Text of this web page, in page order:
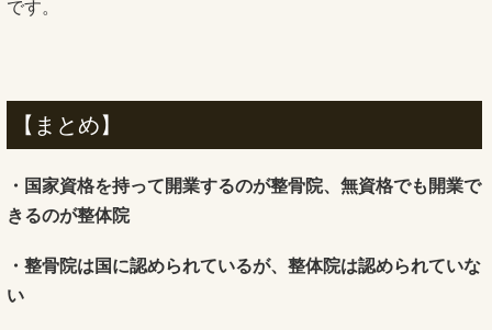
です。
【まとめ】
・国家資格を持って開業するのが整骨院、無資格でも開業で
きるのが整体院
・整骨院は国に認められているが、整体院は認められていな
い